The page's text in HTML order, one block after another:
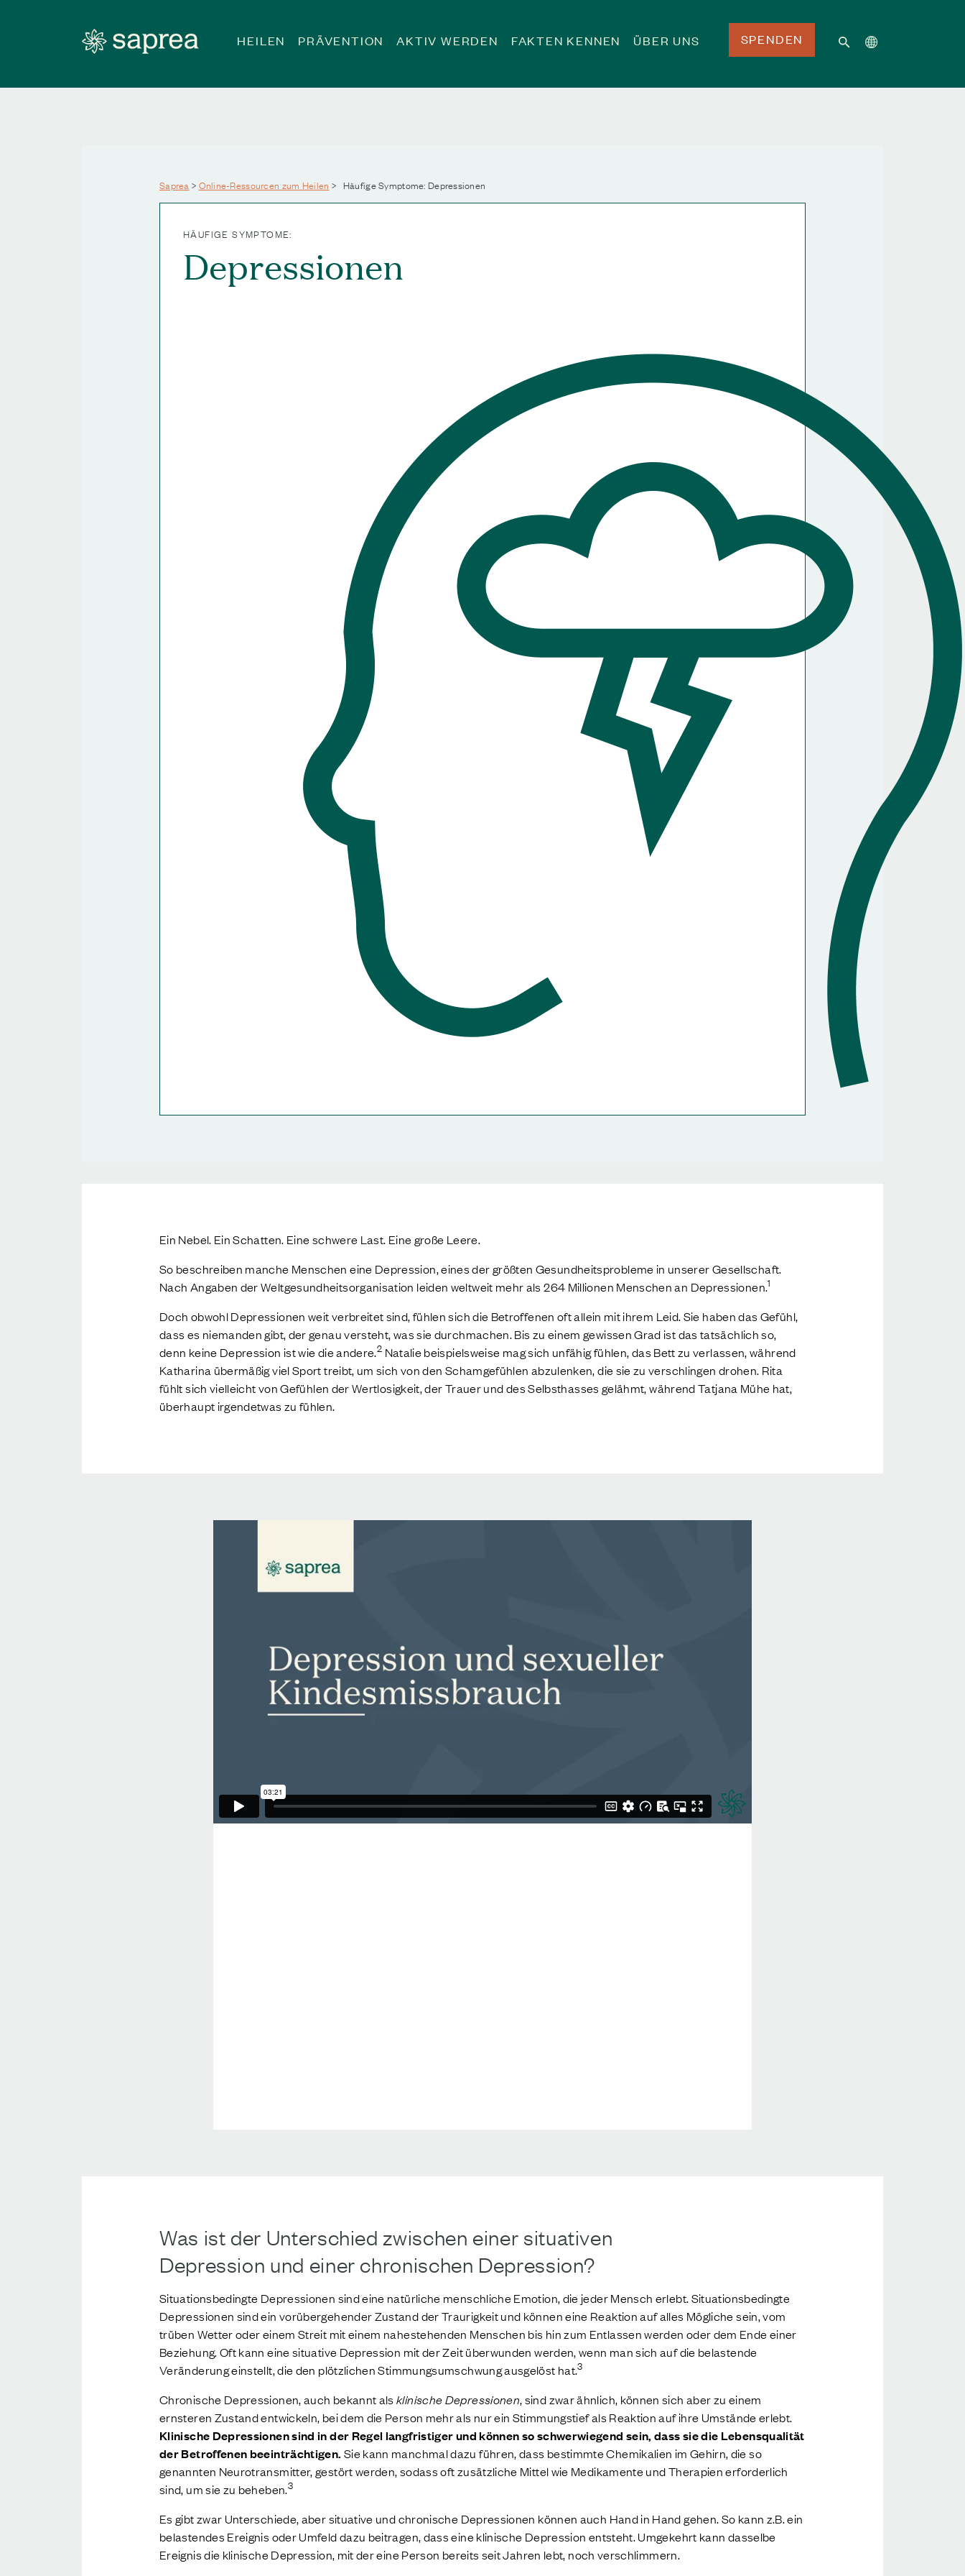
HEILEN PRÄVENTION AKTIV WERDEN FAKTEN KENNEN ÜBER UNS SPENDEN
Saprea > Online-Ressourcen zum Heilen > Häufige Symptome: Depressionen
HÄUFIGE SYMPTOME:
Depressionen
Ein Nebel. Ein Schatten. Eine schwere Last. Eine große Leere.
So beschreiben manche Menschen eine Depression, eines der größten Gesundheitsprobleme in unserer Gesellschaft.
Nach Angaben der Weltgesundheitsorganisation leiden weltweit mehr als 264 Millionen Menschen an Depressionen.1
Doch obwohl Depressionen weit verbreitet sind, fühlen sich die Betroffenen oft allein mit ihrem Leid. Sie haben das Gefühl,
dass es niemanden gibt, der genau versteht, was sie durchmachen. Bis zu einem gewissen Grad ist das tatsächlich so,
denn keine Depression ist wie die andere.2 Natalie beispielsweise mag sich unfähig fühlen, das Bett zu verlassen, während
Katharina übermäßig viel Sport treibt, um sich von den Schamgefühlen abzulenken, die sie zu verschlingen drohen. Rita
fühlt sich vielleicht von Gefühlen der Wertlosigkeit, der Trauer und des Selbsthasses gelähmt, während Tatjana Mühe hat,
überhaupt irgendetwas zu fühlen.
Was ist der Unterschied zwischen einer situativen
Depression und einer chronischen Depression?
Situationsbedingte Depressionen sind eine natürliche menschliche Emotion, die jeder Mensch erlebt. Situationsbedingte
Depressionen sind ein vorübergehender Zustand der Traurigkeit und können eine Reaktion auf alles Mögliche sein, vom
trüben Wetter oder einem Streit mit einem nahestehenden Menschen bis hin zum Entlassen werden oder dem Ende einer
Beziehung. Oft kann eine situative Depression mit der Zeit überwunden werden, wenn man sich auf die belastende
Veränderung einstellt, die den plötzlichen Stimmungsumschwung ausgelöst hat.3
Chronische Depressionen, auch bekannt alsklinische Depressionen, sind zwar ähnlich, können sich aber zu einem
ernsteren Zustand entwickeln, bei dem die Person mehr als nur ein Stimmungstief als Reaktion auf ihre Umstände erlebt.
Klinische Depressionen sind in der Regel langfristiger und können so schwerwiegend sein, dass sie die Lebensqualität
der Betroffenen beeinträchtigen. Sie kann manchmal dazu führen, dass bestimmte Chemikalien im Gehirn, die so
genannten Neurotransmitter, gestört werden, sodass oft zusätzliche Mittel wie Medikamente und Therapien erforderlich
sind, um sie zu beheben.3
Es gibt zwar Unterschiede, aber situative und chronische Depressionen können auch Hand in Hand gehen. So kann z.B. ein
belastendes Ereignis oder Umfeld dazu beitragen, dass eine klinische Depression entsteht. Umgekehrt kann dasselbe
Ereignis die klinische Depression, mit der eine Person bereits seit Jahren lebt, noch verschlimmern.